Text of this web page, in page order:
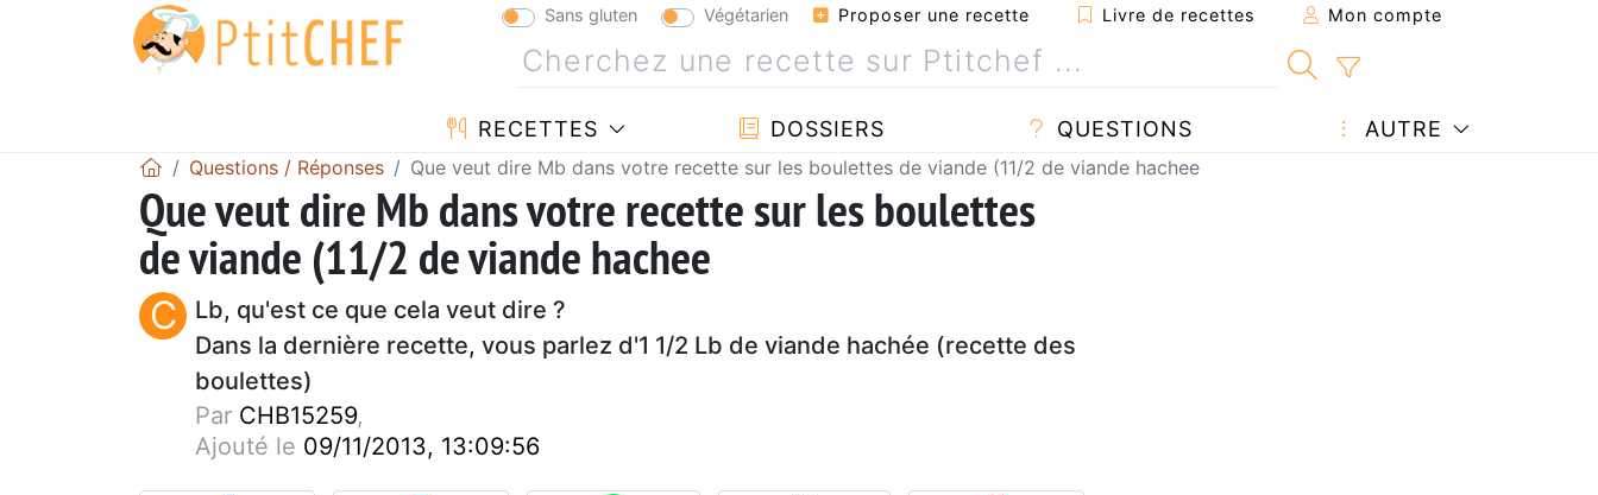
Sans gluten Végétarien Proposer une recette Livre de recettes Mon compte
RECETTES DOSSIERS QUESTIONS AUTRE
Questions / Réponses Que veut dire Mb dans votre recette sur les boulettes de viande (11/2 de viande hachee
Que veut dire Mb dans votre recette sur les boulettes
de viande (11/2 de viande hachee
C
Lb, qu'est ce que cela veut dire ?
Dans la dernière recette, vous parlez d'1 1/2 Lb de viande hachée (recette des
boulettes)
Par CHB15259,
Ajouté le 09/11/2013, 13:09:56